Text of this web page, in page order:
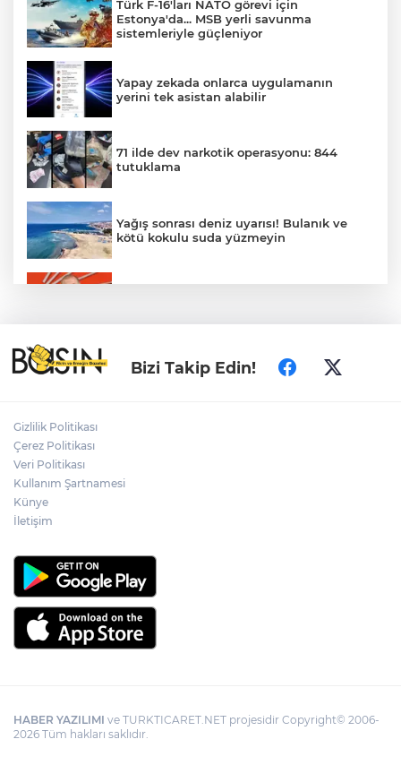
Türk F-16'ları NATO görevi için
Estonya'da... MSB yerli savunma
sistemleriyle güçleniyor
Yapay zekada onlarca uygulamanın
yerini tek asistan alabilir
71 ilde dev narkotik operasyonu: 844
tutuklama
Yağış sonrası deniz uyarısı! Bulanık ve
kötü kokulu suda yüzmeyin
Türkiye ile Vietnam arasında 'hava'da
yeni dönem... Sefer kapasitesi artırıldı
Bizi Takip Edin!
Gizlilik Politikası
Çerez Politikası
Veri Politikası
Kullanım Şartnamesi
Künye
İletişim
HABER YAZILIMI ve TURKTICARET.NET projesidir Copyright© 2006-
2026 Tüm hakları saklıdır.